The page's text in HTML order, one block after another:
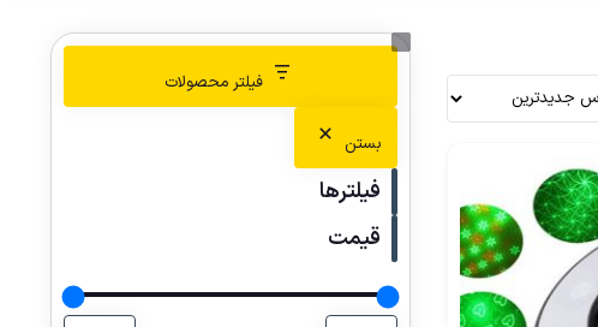
فیلتر محصولات
بستن
فیلترها
قیمت